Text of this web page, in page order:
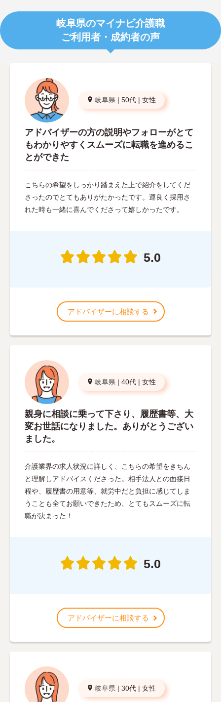
岐阜県のマイナビ介護職
ご利用者・成約者の声
岐阜県 | 50代 | 女性
アドバイザーの方の説明やフォローがとて
もわかりやすくスムーズに転職を進めるこ
とができた
こちらの希望をしっかり踏まえた上で紹介をしてくだ
さったのでとてもありがたかったです。運良く採用さ
れた時も一緒に喜んでくださって嬉しかったです。
5.0
アドバイザーに相談する
岐阜県 | 40代 | 女性
親身に相談に乗って下さり、履歴書等、大
変お世話になりました。ありがとうござい
ました。
介護業界の求人状況に詳しく、こちらの希望をきちん
と理解しアドバイスくださった。相手法人との面接日
程や、履歴書の用意等、就労中だと負担に感じてしま
うことも全てお願いできたため、とてもスムーズに転
職が決まった！
5.0
アドバイザーに相談する
岐阜県 | 30代 | 女性